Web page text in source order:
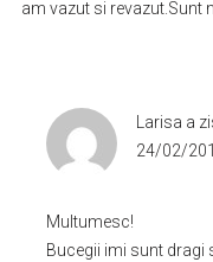
am vazut si revazut.Sunt
Larisa a
24/02/
Multumesc!
Bucegii imi sunt dragi